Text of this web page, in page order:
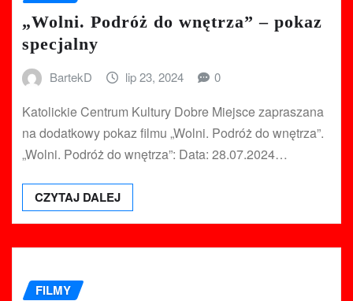
„Wolni. Podróż do wnętrza” – pokaz
specjalny
BartekD lip 23, 2024 0
Katolickie Centrum Kultury Dobre Miejsce zapraszana
na dodatkowy pokaz filmu „Wolni. Podróż do wnętrza”.
„Wolni. Podróż do wnętrza”: Data: 28.07.2024…
CZYTAJ DALEJ
FILMY